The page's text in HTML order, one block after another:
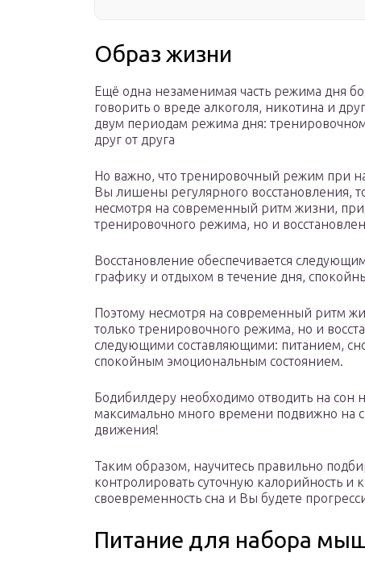
Образ жизни
Ещё одна незаменимая часть режима дня
говорить о вреде алкоголя, никотина и
двум периодам режима дня:
друг от друга
Но важно, что тренировочный режим при
Вы лишены регулярного восстановления,
несмотря на современный ритм жизни,
тренировочного режима, но и
Восстановление обеспечивается
графику и отдыхом в течение дня,
Поэтому несмотря на современный ритм
только тренировочного режима, но и
следующими составляющими: питанием,
спокойным эмоциональным состоянием.
Бодибилдеру необходимо отводить на сон
максимально много времени подвижно на
движения!
Таким образом, научитесь правильно
контролировать суточную калорийность и
своевременность сна и Вы будете
Питание для набора